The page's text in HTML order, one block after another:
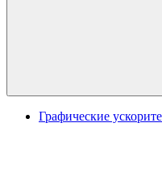
Графические